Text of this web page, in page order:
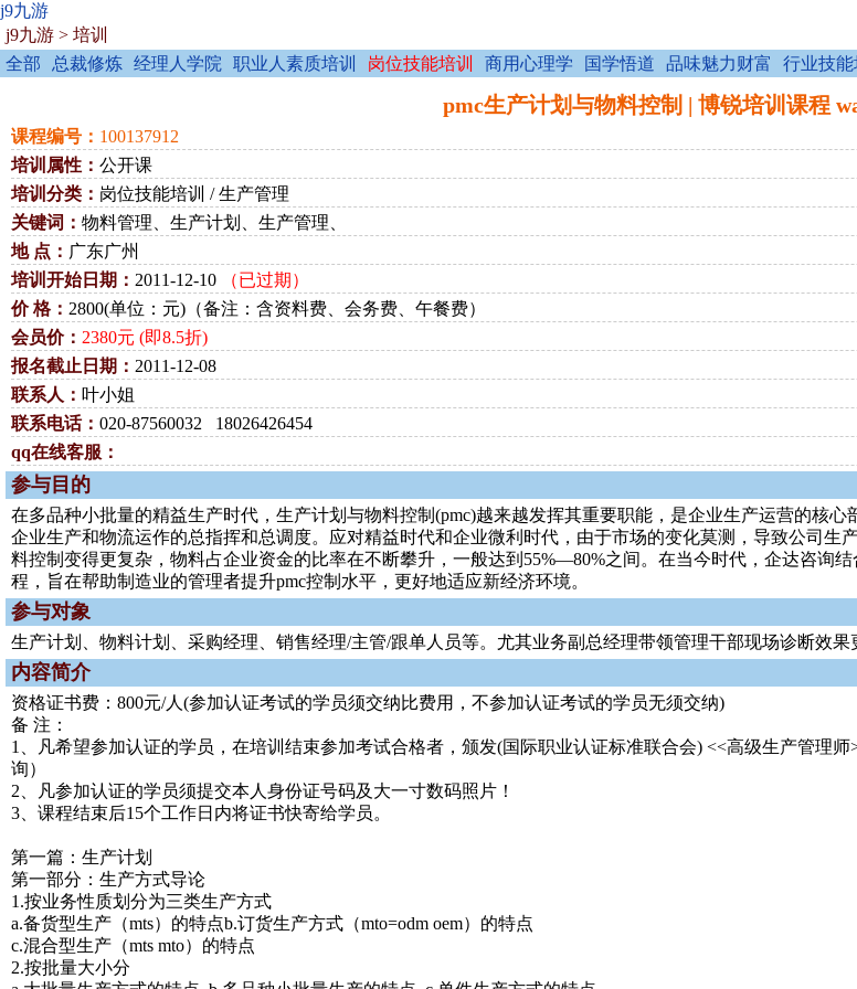
j9九游
j9九游 > 培训
全部
总裁修炼 经理人学院 职业人素质培训 岗位技能培训 商用心理学 国学悟道 品味魅力财富 行业技能
pmc生产计划与物料控制 | 博锐培训课程
课程编号： 100137912
培训属性： 公开课
培训分类： 岗位技能培训 / 生产管理
关键词： 物料管理、生产计划、生产管理、
地 点： 广东广州
培训开始日期： 2011-12-10
（已过期）
价 格： 2800(单位：元)（备注：含资料费、会务费、午餐费）
会员价： 2380元 (即8.5折)
报名截止日期： 2011-12-08
联系人： 叶小姐
联系电话： 020-87560032 18026426454
qq在线客服：
参与目的
在多品种小批量的精益生产时代，生产计划与物料控制(pmc)越来越发挥其重要职能，是企业生产运营的核
企业生产和物流运作的总指挥和总调度。应对精益时代和企业微利时代，由于市场的变化莫测，导致公司
料控制变得更复杂，物料占企业资金的比率在不断攀升，一般达到55%—80%之间。在当今时代，企达咨询
程，旨在帮助制造业的管理者提升pmc控制水平，更好地适应新经济环境。
参与对象
生产计划、物料计划、采购经理、销售经理/主管/跟单人员等。尤其业务副总经理带领管理干部现场诊断效果
内容简介
资格证书费：800元/人(参加认证考试的学员须交纳比费用，不参加认证考试的学员无须交纳)
备 注：
1、凡希望参加认证的学员，在培训结束参加考试合格者，颁发(国际职业认证标准联合会) <<高级生产管理
询）
2、凡参加认证的学员须提交本人身份证号码及大一寸数码照片！
3、课程结束后15个工作日内将证书快寄给学员。
第一篇：生产计划
第一部分：生产方式导论
1.按业务性质划分为三类生产方式
a.备货型生产（mts）的特点b.订货生产方式（mto=odm oem）的特点
c.混合型生产（mts mto）的特点
2.按批量大小分